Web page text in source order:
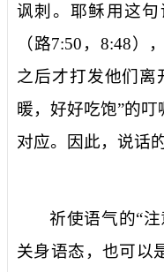
讽刺。耶稣用这
（路7:50 ， 8:48）
之后才打发他们离
暖，好好吃饱”的
对应。因此，说话
祈使语气的“
关身语态，也可以